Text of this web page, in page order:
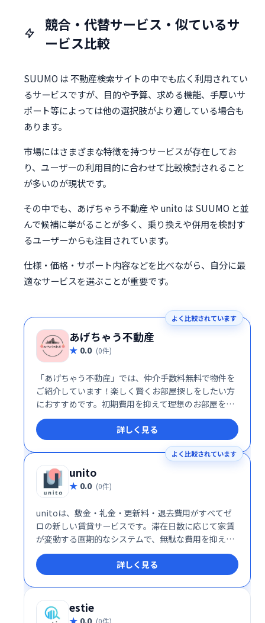
競合・代替サービス・似ているサ
ービス比較
SUUMO は 不動産検索サイトの中でも広く利用されてい
るサービスですが、目的や予算、求める機能、手厚いサ
ポート等によっては他の選択肢がより適している場合も
あります。
市場にはさまざまな特徴を持つサービスが存在してお
り、ユーザーの利用目的に合わせて比較検討されること
が多いのが現状です。
その中でも、あげちゃう不動産 や unito は SUUMO と並
んで候補に挙がることが多く、乗り換えや併用を検討す
るユーザーからも注目されています。
仕様・価格・サポート内容などを比べながら、自分に最
適なサービスを選ぶことが重要です。
よく比較されています
あげちゃう不動産
0.0 (0件)
「あげちゃう不動産」では、仲介手数料無料で物件を
ご紹介しています！楽しく賢くお部屋探しをしたい方
におすすめです。初期費用を抑えて理想のお部屋を見
つけましょう。 あなたにぴったりの物件を、笑顔でサ
ポートいたします！
詳しく見る
よく比較されています
unito
0.0 (0件)
unitoは、敷金・礼金・更新料・退去費用がすべてゼ
ロの新しい賃貸サービスです。滞在日数に応じて家賃
が変動する画期的なシステムで、無駄な費用を抑え、
自由に暮らせる住まいを提供します。 短期滞在にも最
適で、柔軟なライフスタイルを実現できます。
詳しく見る
estie
0.0 (0件)